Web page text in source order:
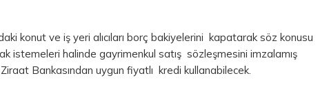
konut ve iş yeri alıcıları borç bakiyelerini kapatarak söz konusu
istemeleri halinde gayrimenkul satış sözleşmesini imzalamış
Bankasından uygun fiyatlı kredi kullanabilecek.